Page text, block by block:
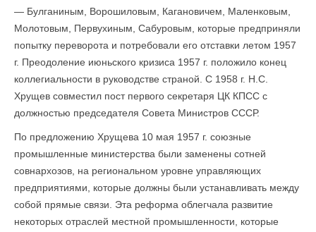
— Булганиным, Ворошиловым, Кагановичем, Маленковым,
Молотовым, Первухиным, Сабуровым, которые предприняли
попытку переворота и потребовали его отставки летом 1957
г. Преодоление июньского кризиса 1957 г. положило конец
коллегиальности в руководстве страной. С 1958 г. Н.С.
Хрущев совместил пост первого секретаря ЦК КПСС с
должно­стью председателя Совета Министров СССР.
По предложению Хрущева 10 мая 1957 г. союзные
промышленные министерства были заменены сотней
совнархозов, на региональном уровне управляющих
предприятиями, которые должны были устанавливать между
собой прямые связи. Эта реформа облегчала развитие
некоторых отраслей местной промышленности, которые